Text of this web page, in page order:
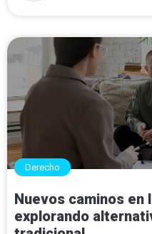
Derecho
Nuevos caminos en
explorando